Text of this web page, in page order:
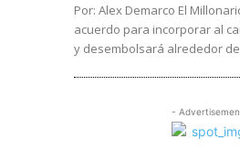
Por: Alex Demarco El
acuerdo para incorporar al
y desembolsará alrededor de
-